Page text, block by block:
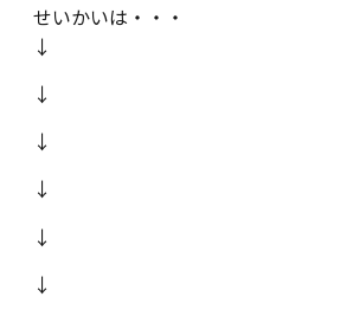
せいかいは・・・
↓
↓
↓
↓
↓
↓